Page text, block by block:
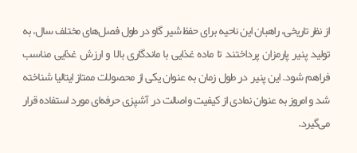
از نظر تاریخی، راهبان این ناحیه برای حفظ شیر گاو در طول فصل‌های مختلف سال، به
تولید پنیر پارمزان پرداختند تا ماده غذایی با ماندگاری بالا و ارزش غذایی مناسب
فراهم شود. این پنیر در طول زمان به عنوان یکی از محصولات ممتاز ایتالیا شناخته
شد و امروز به عنوان نمادی از کیفیت و اصالت در آشپزی حرفه‌ای مورد استفاده قرار
می‌گیرد.